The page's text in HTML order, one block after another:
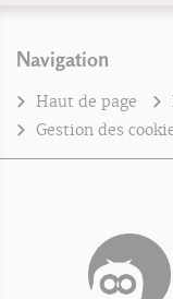
Navigation
Haut de page
Gestion des